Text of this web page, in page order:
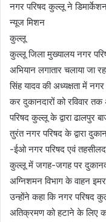
नगर परिषद कुल्लू ने
न्यूज मिशन
कुल्लू
कुल्लू जिला मुख्यालय नगर
अभियान लगातार चलाया जा
सिंह यादव की अध्यक्षता में
कर दुकानदारों को रविवार
परिषद कुल्लू के द्वारा ढालपुर
तुरंत नगर परिषद के द्वारा
-ईओ नगर परिषद एवं
कुल्लू में जगह-जगह पर
अग्निशमन विभाग के वाहन
उन्होंने कहा कि नगर
अतिक्रमण को हटाने के लिए